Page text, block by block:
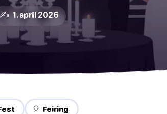
✍️ 1. april 2026
🎈 Feiring